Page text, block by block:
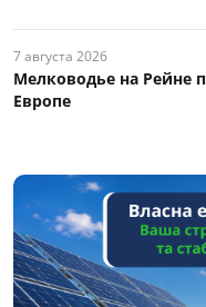
7 августа 2026
Мелководье на Рейне
Европе